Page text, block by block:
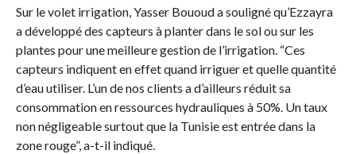
Sur le volet irrigation, Yasser Bououd a souligné qu’Ezzayra
a développé des capteurs à planter dans le sol ou sur les
plantes pour une meilleure gestion de l’irrigation. “Ces
capteurs indiquent en effet quand irriguer et quelle quantité
d’eau utiliser. L’un de nos clients a d’ailleurs réduit sa
consommation en ressources hydrauliques à 50%. Un taux
non négligeable surtout que la Tunisie est entrée dans la
zone rouge”, a-t-il indiqué.